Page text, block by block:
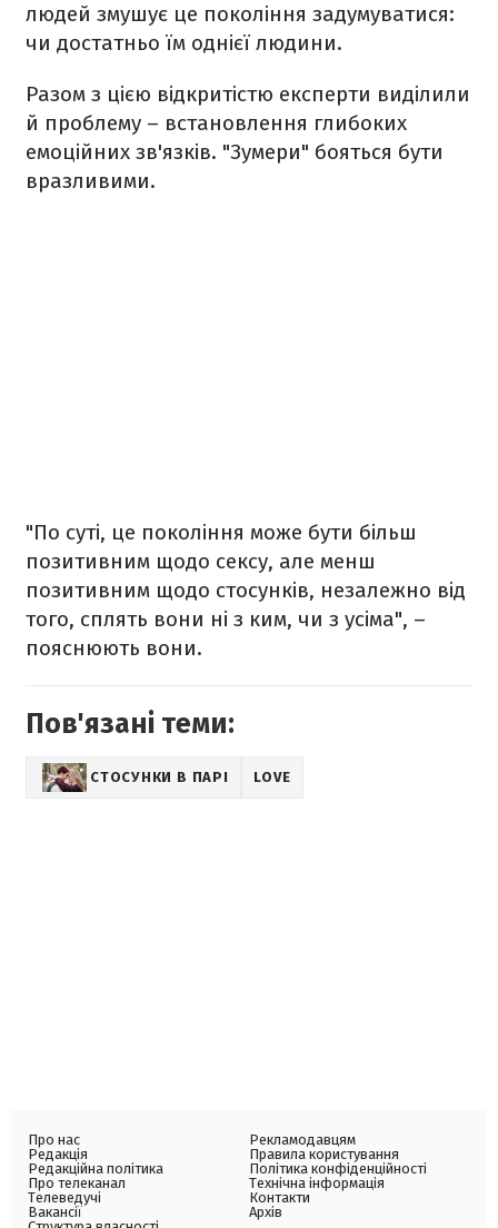
людей змушує це покоління задумуватися:
чи достатньо їм однієї людини.
Разом з цією відкритістю експерти виділили
й проблему – встановлення глибоких
емоційних зв'язків. "Зумери" бояться бути
вразливими.
"По суті, це покоління може бути більш
позитивним щодо сексу, але менш
позитивним щодо стосунків, незалежно від
того, сплять вони ні з ким, чи з усіма", –
пояснюють вони.
Пов'язані теми:
СТОСУНКИ В ПАРІ LOVE
Про нас
Редакція
Редакційна політика
Про телеканал
Телеведучі
Вакансії
Рекламодавцям
Правила користування
Політика конфіденційності
Технічна інформація
Контакти
Архів